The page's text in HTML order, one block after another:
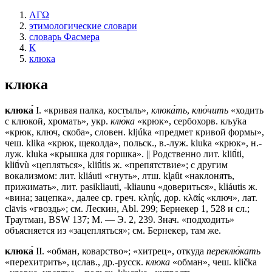
ΛΓΩ
этимологические словари
словарь Фасмера
К
клюка
клюка
клюка́ I. «кривая палка, костыль», клюка́ть, клю́чить «ходить
с клюкой, хромать», укр. клю́ка «крюк», сербохорв. кљу̏ка
«крюк, ключ, скоба», словен. kljúkа «предмет кривой формы»,
чеш. klikа «крюк, щеколда», польск., в.-луж. klukа «крюк», н.-
луж. klukа «крышка для горшка». || Родственно лит. kliū́ti,
kliū́vù «цепляться», kliū́tis ж. «препятствие»; с другим
вокализмом: лит. kliáuti «гнуть», лтш. kl̨aût «наклонять,
прижимать», лит. pasikliauti, -kliaunu «довериться», kliáutis ж.
«вина; зацепка», далее ср. греч. κληΐς, дор. κλᾱίς «ключ», лат.
clāvis «гвоздь»; см. Лескин, Abl. 299; Бернекер 1, 528 и сл.;
Траутман, ВSW 137; М. — Э. 2, 239. Знач. «подходить»
объясняется из «зацепляться»; см. Бернекер, там же.
клюка́ II. «обман, коварство»; «хитрец», откуда переклю́кать
«перехитрить», цслав., др.-русск. клюка «обман», чеш. kličkа